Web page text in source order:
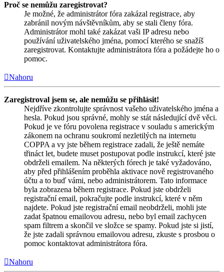
Proč se nemůžu zaregistrovat?
Je možné, že administrátor fóra zakázal registrace, aby
zabránil novým návštěvníkům, aby se stali členy fóra.
Administrátor mohl také zakázat vaši IP adresu nebo
používání uživatelského jména, pomocí kterého se snažíš
zaregistrovat. Kontaktujte administrátora fóra a požádejte ho o
pomoc.
Nahoru
Zaregistroval jsem se, ale nemůžu se přihlásit!
Nejdříve zkontrolujte správnost vašeho uživatelského jména a
hesla. Pokud jsou správné, mohly se stát následující dvě věci.
Pokud je ve fóru povolena registrace v souladu s americkým
zákonem na ochranu soukromí nezletilých na internetu
COPPA a vy jste během registrace zadali, že ještě nemáte
třináct let, budete muset postupovat podle instrukcí, které jste
obdrželi emailem. Na některých fórech je také vyžadováno,
aby před přihlášením proběhla aktivace nově registrovaného
účtu a to buď vámi, nebo administrátorem. Tato informace
byla zobrazena během registrace. Pokud jste obdrželi
registrační email, pokračujte podle instrukcí, které v něm
najdete. Pokud jste registrační email neobdrželi, mohli jste
zadat špatnou emailovou adresu, nebo byl email zachycen
spam filtrem a skončil ve složce se spamy. Pokud jste si jistí,
že jste zadali správnou emailovou adresu, zkuste s prosbou o
pomoc kontaktovat administrátora fóra.
Nahoru